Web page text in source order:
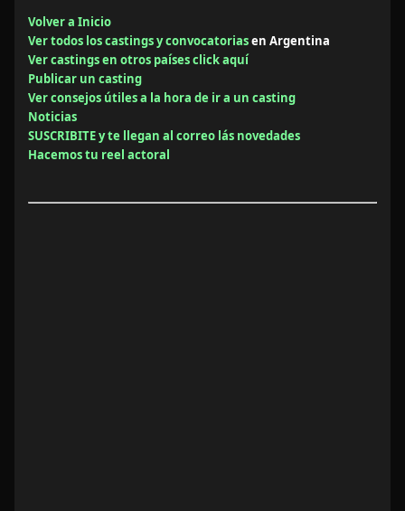
Volver a Inicio
Ver todos los castings y convocatoriasen Argentina
Ver castings en otros países click aquí
Publicar un casting
Ver consejos útiles a la hora de ir a un casting
Noticias
SUSCRIBITE y te llegan al correo lás novedades
Hacemos tu reel actoral